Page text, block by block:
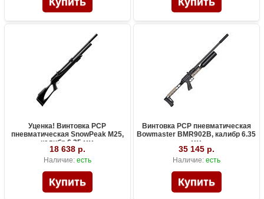
Уценка! Винтовка PCP
пневматическая SnowPeak M25,
калибр 6.35 мм
18 638 р.
Наличие: есть
Винтовка PCP пневматическая
Bowmaster BMR902B, калибр 6.35
мм
35 145 р.
Наличие: есть